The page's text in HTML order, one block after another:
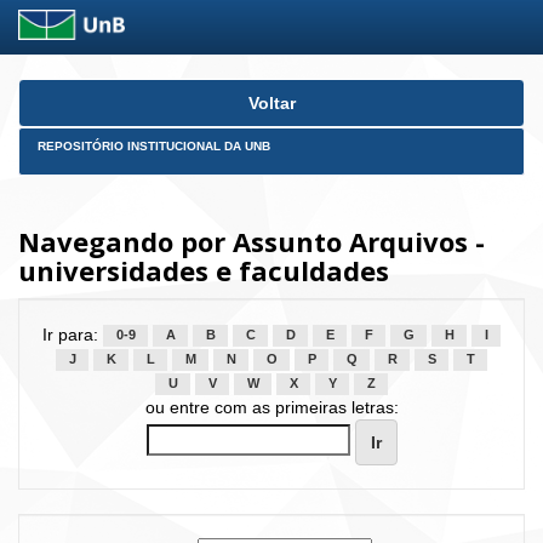
Skip
Voltar
REPOSITÓRIO INSTITUCIONAL DA UNB
Navegando por Assunto Arquivos -
universidades e faculdades
Ir para: 0-9 A B C D E F G H
J
K L M N O P Q R S
T
U
V W X Y Z
ou entre com as primeiras letras: